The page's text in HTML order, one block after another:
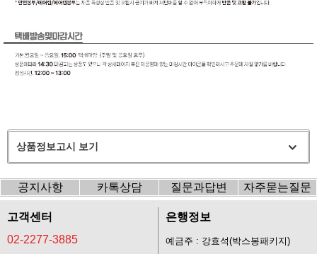
상품정보고시 보기
공지사항 카톡상담 질문과답변 자주묻는질문
고객센터
02-2277-3885
은행정보
예금주 : 강효석(박스봉패키지)